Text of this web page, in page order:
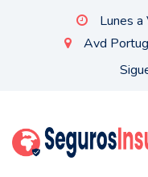
Lunes
Avd